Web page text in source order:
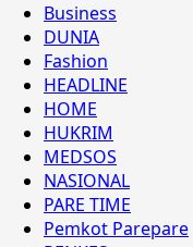
Business
DUNIA
Fashion
HEADLINE
HOME
HUKRIM
MEDSOS
NASIONAL
PARE TIME
Pemkot Parepare